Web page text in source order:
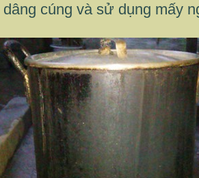
dâng cúng và sử dụng mấy